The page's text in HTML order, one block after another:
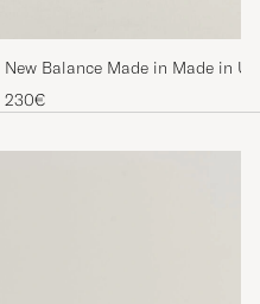
New Balance Made in Made in
230€